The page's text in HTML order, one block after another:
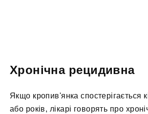
Хронічна рецидивна
Якщо кропив'янка спостерігається
або років, лікарі говорять про